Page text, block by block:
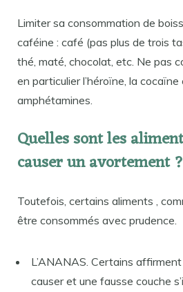
Limiter sa consommation de
caféine : café (pas plus de trois
thé, maté, chocolat, etc. Ne pas
en particulier l’héroïne, la
amphétamines.
Quelles sont les
causer un avortement ?
Toutefois, certains aliments ,
être consommés avec prudence.
L’ANANAS. Certains
causer et une fausse couche